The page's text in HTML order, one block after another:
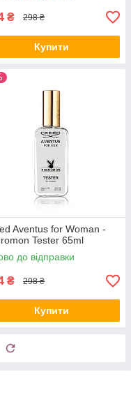
₴ 298 ₴
Купити
Aventus for Woman -
Tester 65ml
до відправки
₴ 298 ₴
Купити